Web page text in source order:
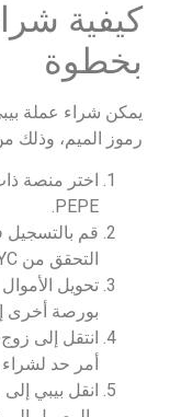
بخطوة
يمكن شراء عملة
رموز الميم، وذلك
PEPE.
قم بالتسجيل
التحقق من KYC.
تحويل
بورصة أخرى
انتقل إلى
أمر حد لشراء
انقل بيبي